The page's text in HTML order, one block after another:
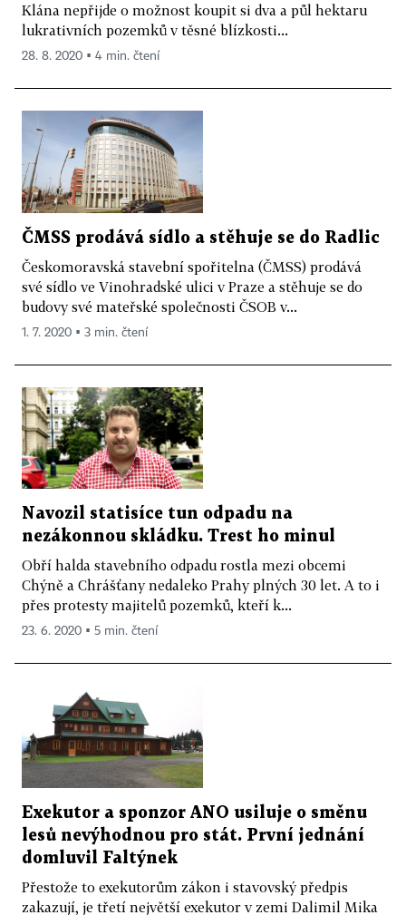
Klána nepřijde o možnost koupit si dva a půl hektaru
lukrativních pozemků v těsné blízkosti...
28. 8. 2020 ▪ 4 min. čtení
ČMSS prodává sídlo a stěhuje se do Radlic
Českomoravská stavební spořitelna (ČMSS) prodává
své sídlo ve Vinohradské ulici v Praze a stěhuje se do
budovy své mateřské společnosti ČSOB v...
1. 7. 2020 ▪ 3 min. čtení
Navozil statisíce tun odpadu na
nezákonnou skládku. Trest ho minul
Obří halda stavebního odpadu rostla mezi obcemi
Chýně a Chrášťany nedaleko Prahy plných 30 let. A to i
přes protesty majitelů pozemků, kteří k...
23. 6. 2020 ▪ 5 min. čtení
Exekutor a sponzor ANO usiluje o směnu
lesů nevýhodnou pro stát. První jednání
domluvil Faltýnek
Přestože to exekutorům zákon i stavovský předpis
zakazují, je třetí největší exekutor v zemi Dalimil Mika